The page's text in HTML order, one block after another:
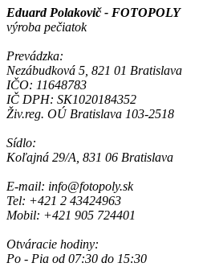
Eduard Polakovič - FOTOPOLY
výroba pečiatok
Prevádzka:
Nezábudková 5, 821 01 Bratislava
IČO: 11648783
IČ DPH: SK1020184352
Živ.reg. OÚ Bratislava 103-2518
Sídlo:
Koľajná 29/A, 831 06 Bratislava
E-mail: info@fotopoly.sk
Tel: +421 2 43424963
Mobil: +421 905 724401
Otváracie hodiny:
Po - Pia od 07:30 do 15:30